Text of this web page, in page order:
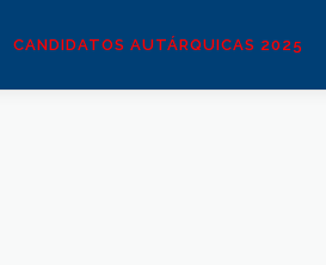
CANDIDATOS AUTÁRQUICAS 2025